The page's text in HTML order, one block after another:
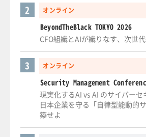
オンライン
2
BeyondTheBlack TOKYO 2026
CFO組織とAIが織りなす、次世
オンライン
3
Security Management
現実化するAI vs AI のサイバー
日本企業を守る「自律型能動的
築せよ